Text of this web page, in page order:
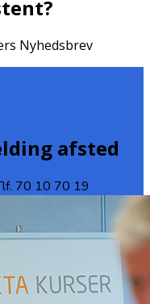
Nyhedsbrev
afsted
70 10 70 19